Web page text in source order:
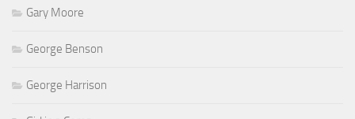
Gary Moore
George Benson
George Harrison